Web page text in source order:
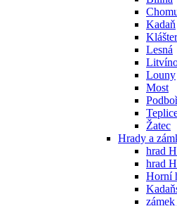
Kadaň
Lesná
Louny
Most
Žatec
Hrady a
hrad
hrad
Horní